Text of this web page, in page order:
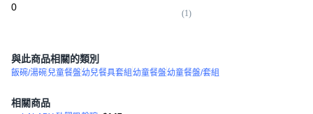
0
(1)
與此商品相關的類別
飯碗/湯碗兒童餐盤幼兒餐具套組 幼童餐盤幼童餐盤/套組
相關商品